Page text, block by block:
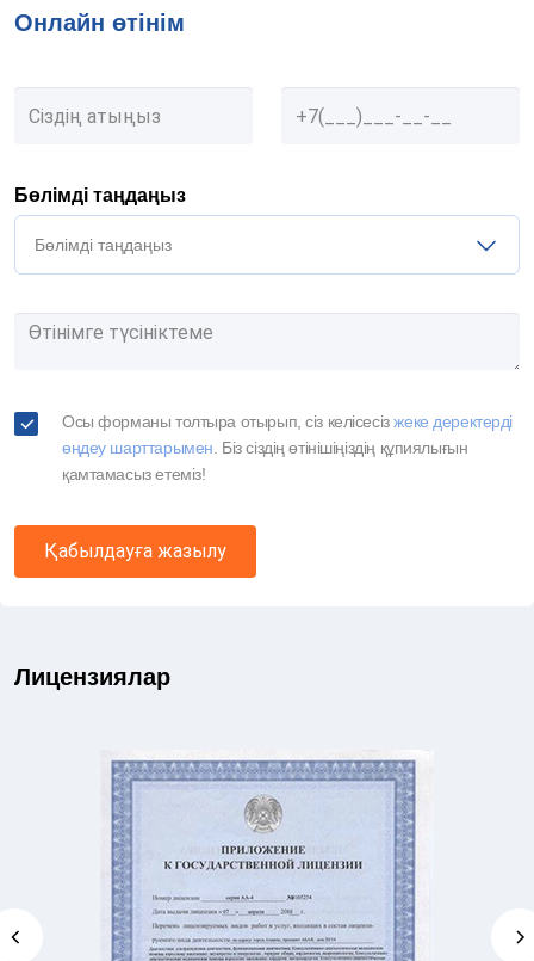
Онлайн өтінім
Бөлімді таңдаңыз
Бөлімді таңдаңыз
Осы форманы толтыра отырып, сіз келісесізжеке деректерді
өңдеу шарттарымен. Біз сіздің өтінішіңіздің құпиялығын
қамтамасыз етеміз!
Қабылдауға жазылу
Лицензиялар